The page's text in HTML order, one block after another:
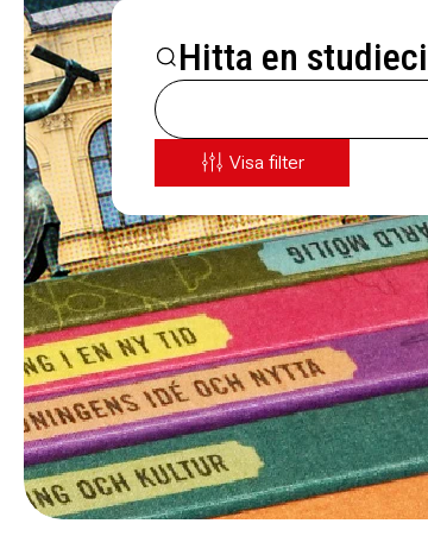
Hitta en
Visa filter